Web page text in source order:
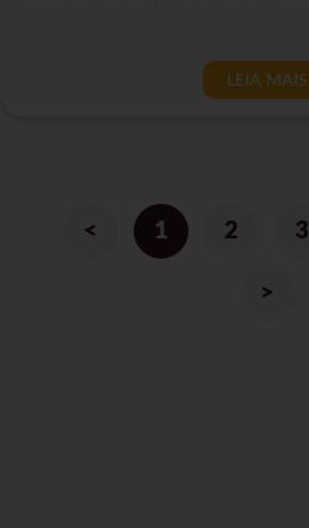
LEIA MAIS
< 1 2 3
>